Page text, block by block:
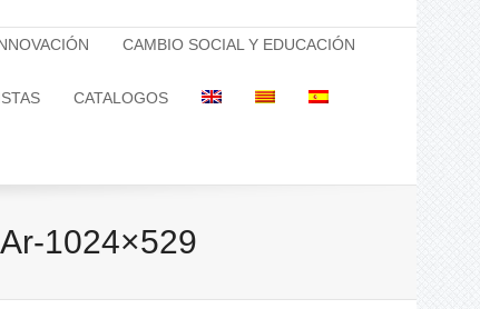
CAMBIO SOCIAL Y EDUCACIÓN
CATALOGOS
1024×529